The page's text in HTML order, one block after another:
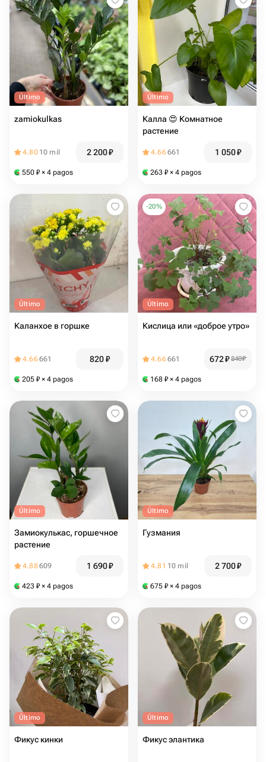
Último
zamiokulkas
4.80 10 mil 2 200₽
550 ₽ × 4 pagos
Último
Калла 😍 Комнатное
растение
4.66661 1 050₽
263 ₽ × 4 pagos
Último
Каланхое в горшке
4.66661 820₽
205 ₽ × 4 pagos
-20%
Último
Кислица или «доброе утро»
4.66661 672₽ 840₽
168 ₽ × 4 pagos
Último
Замиокулькас, горшечное
растение
4.88609 1 690₽
423 ₽ × 4 pagos
Último
Гузмания
4.81 10 mil 2 700₽
675 ₽ × 4 pagos
Último
Фикус кинки
Último
Фикус элантика